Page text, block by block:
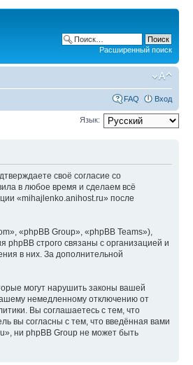
Расширенный поиск
FAQ Вход
Язык:
своё согласие со
в любое время и сделаем всё
«mihajlenko.anihost.ru» после
«phpBB Group», «phpBB Teams»),
phpBB строго связаны с организацией и
в них. За дополнительной
могут нарушить законы вашей
немедленному отключению от
Вы соглашаетесь с тем, что
вы согласны с тем, что введённая вами
ни phpBB Group не может быть